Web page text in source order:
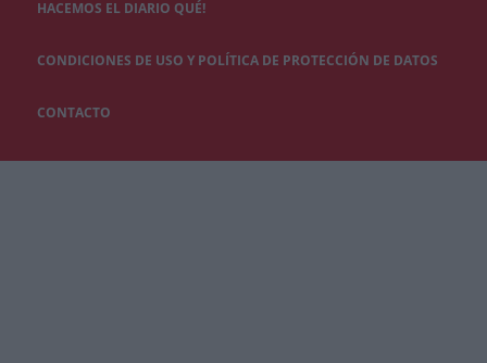
HACEMOS EL DIARIO QUÉ!
CONDICIONES DE USO Y POLÍTICA DE PROTECCIÓN DE DATOS
CONTACTO